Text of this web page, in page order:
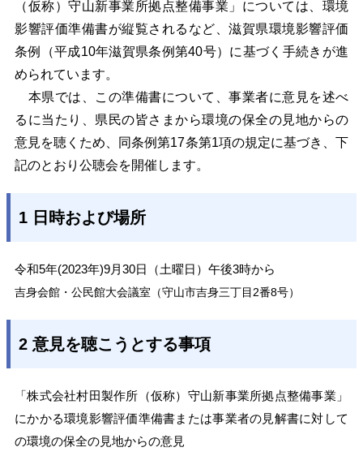
（仮称）守山新事業所拠点整備事業」については、環境
影響評価準備書が縦覧されるなど、滋賀県環境影響評価
条例（平成10年滋賀県条例第40号）に基づく手続きが進
められています。
本県では、この準備書について、事業者に意見を述べ
るに当たり、県民の皆さまから環境の保全の見地からの
意見を聴くため、同条例第17条第1項の規定に基づき、下
記のとおり公聴会を開催します。
1 日時および場所
令和5年(2023年)9月30日（土曜日）午後3時から
吉身会館・公民館大会議室（守山市吉身三丁目2番8号）
2 意見を聴こうとする事項
「株式会社村田製作所（仮称）守山新事業所拠点整備事業」
にかかる環境影響評価準備書または事業者の見解書に対して
の環境の保全の見地からの意見